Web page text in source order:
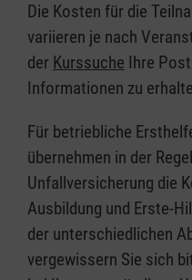
Die Kosten für die
variieren je nach
der Kurssuche Ihre
Informationen zu
Für betriebliche
übernehmen in der
Unfallversicherung die
Ausbildung und Erste-
der unterschiedlichen
vergewissern Sie sich